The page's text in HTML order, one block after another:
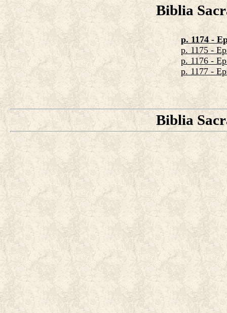
Biblia
p. 1174 -
p. 1175 -
p. 1176 -
p. 1177 -
Biblia